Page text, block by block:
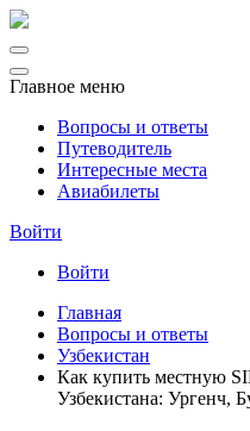
Главное меню
Вопросы и ответы
Путеводитель
Интересные места
Авиабилеты
Войти
Войти
Главная
Вопросы и ответы
Узбекистан
Как купить местную
Узбекистана: Ургенч,